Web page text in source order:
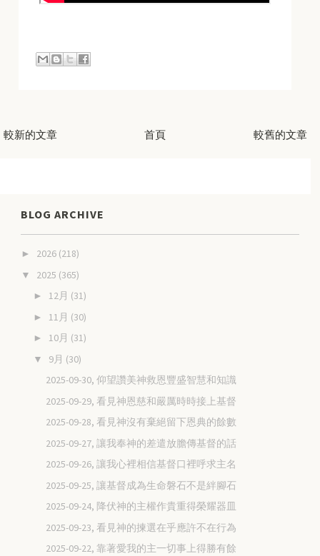
較新的文章 較舊的文章
首頁
BLOG ARCHIVE
► 2026 (218)
▼ 2025 (365)
► 12月 (31)
► 11月 (30)
► 10月 (31)
▼ 9月 (30)
2025-09-30, 仰望讚美神救恩豐盛智慧和知識
2025-09-29, 看見神恩慈和嚴厲時時接上基督
2025-09-28, 看見神沒有棄絕留下恩典的餘數
2025-09-27, 讓我奉神的差遣放膽傳基督的話
2025-09-26, 讓我心裡相信基督口裡呼求主名
2025-09-25, 讓基督成為生命磐石不是絆腳石
2025-09-24, 降伏神的主權作貴重得榮耀器皿
2025-09-23, 看見神的揀選在乎應許不在行為
2025-09-22, 靠著愛我的主一切事上得勝有餘